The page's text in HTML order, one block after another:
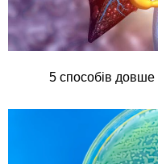
5 способів довше